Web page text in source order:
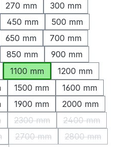
270 mm
300 mm
450 mm
500 mm
650 mm
700 mm
850 mm
900 mm
1100 mm
1200 mm
1500 mm
1600 mm
1900 mm
2000 mm
nicht verfügbar.)
Option ist zurzeit nicht verfügbar.)
2300 mm
(Diese Option ist zurzeit
2400 mm
(Diese
nicht verfügbar.)
Option ist zurzeit nicht verfügbar.)
2700 mm
(Diese Option ist zurzeit
2800 mm
(Diese